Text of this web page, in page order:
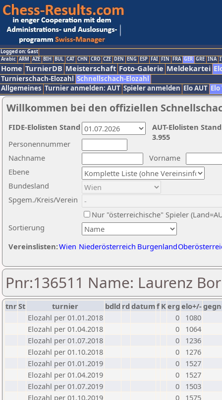
Logged on: Gast
Arabic ARM AZE BIH BUL CAT CHN CRO CZE DEN ENG ESP FAI FIN FRA GER GRE INA
Home TurnierDB Meisterschaft Foto-Galerie Meldekartei
Turnierschach-Elozahl Schnellschach-Elozahl
Allgemeines Turnier anmelden: AUT Spieler anmelden Elo AUT
Willkommen bei den offiziellen
Nachname
Vorname
Ebene
Sortierung
Personennummer
Bundesland
Spgem./Kreis/Verein
Nur "österreichische" Spieler
Vereinslisten:Wien Niederösterreich Burgenland
AUT-Elolisten
3.955
FIDE-Elolisten Stand
Pnr:136511 Name: Laurenz
tnrSt turnier bdld rd datumf Kerg elo+/-
Elozahl per 01.01.2018
0
1080
Elozahl per 01.04.2018
0
1064
Elozahl per 01.07.2018
0
1236
Elozahl per 01.10.2018
0
1276
Elozahl per 01.01.2019
0
1527
Elozahl per 01.04.2019
0
1527
Elozahl per 01.07.2019
0
1503
Elozahl per 01.10.2019
0
1575